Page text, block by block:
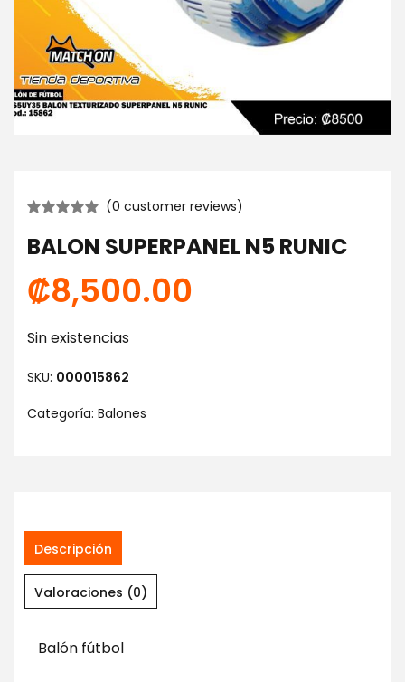
(0 customer reviews)
BALON SUPERPANEL N5 RUNIC
₡8,500.00
Sin existencias
SKU: 000015862
Categoría: Balones
Descripción
Valoraciones (0)
Balón fútbol